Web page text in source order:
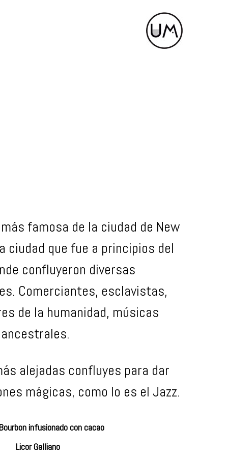
famosa de la ciudad de New
ciudad que fue a principios del
confluyeron diversas
Comerciantes, esclavistas,
de la humanidad, músicas
alejadas confluyes para dar
mágicas, como lo es el Jazz.
infusionado con cacao
Licor Galliano